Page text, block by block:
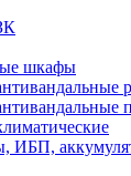
шкафы
ИБП,